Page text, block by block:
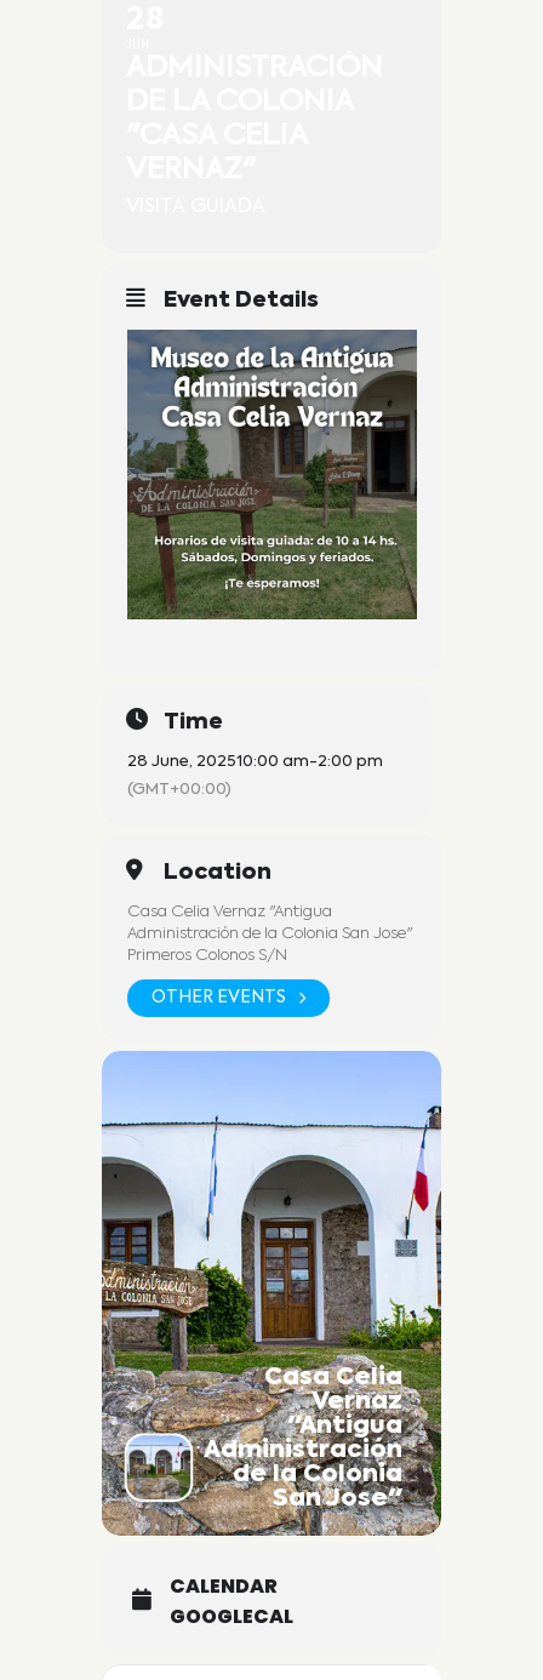
Event Details
Time
28 June, 202510:00 am-2:00 pm
(GMT+00:00)
Location
Casa Celia Vernaz "Antigua
Administración de la Colonia San Jose"
Primeros Colonos S/N
OTHER EVENTS
Casa Celia
Vernaz
"Antigua
Administración
de la Colonia
San Jose"
CALENDAR
GOOGLECAL